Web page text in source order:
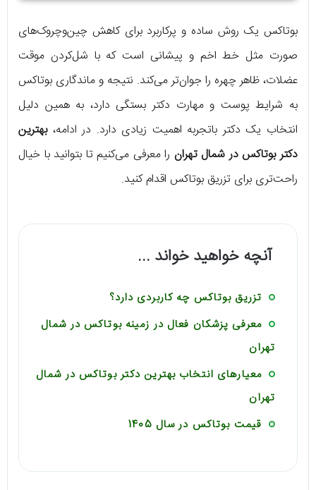
بوتاکس یک روش ساده و پرکاربرد برای کاهش چین‌وچروک‌های
صورت مثل خط اخم و پیشانی است که با شل‌کردن موقت
عضلات، ظاهر چهره را جوان‌تر می‌کند. نتیجه و ماندگاری بوتاکس
به شرایط پوست و مهارت دکتر بستگی دارد، به همین دلیل
انتخاب یک دکتر باتجربه اهمیت زیادی دارد. در ادامه،بهترین
دکتر بوتاکس در شمال تهران را معرفی می‌کنیم تا بتوانید با خیال
راحت‌تری برای تزریق بوتاکس اقدام کنید.
آنچه خواهید خواند ...
تزریق بوتاکس چه کاربردی دارد؟
معرفی پزشکان فعال در زمینه بوتاکس در شمال
تهران
معیارهای انتخاب بهترین دکتر بوتاکس در شمال
تهران
قیمت بوتاکس در سال 1405